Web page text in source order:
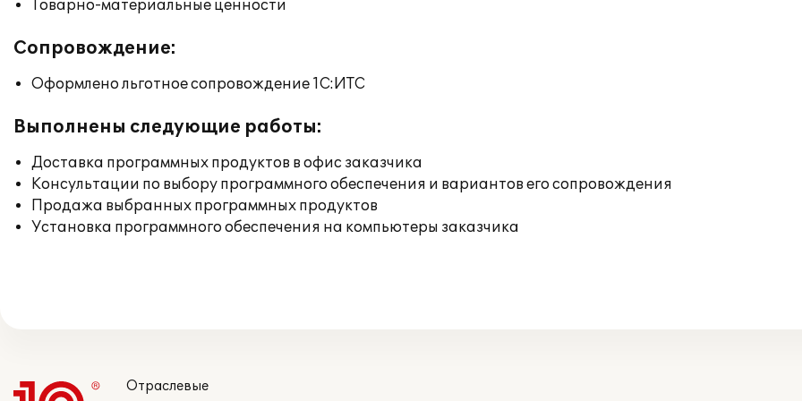
Товарно-материальные ценности
Сопровождение:
Оформлено льготное сопровождение 1С:ИТС
Выполнены следующие работы:
Доставка программных продуктов в офис заказчика
Консультации по выбору программного обеспечения и вариантов его сопровождения
Продажа выбранных программных продуктов
Установка программного обеспечения на компьютеры заказчика
Отраслевые